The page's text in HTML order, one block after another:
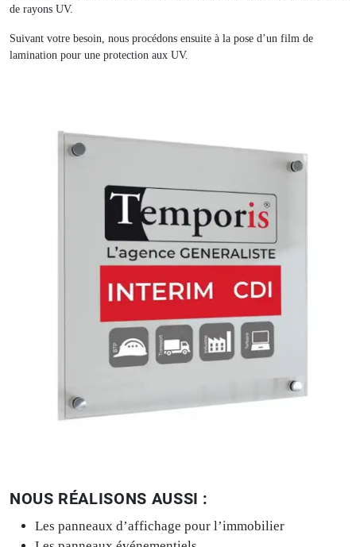
de rayons UV.
Suivant votre besoin, nous procédons ensuite à la pose d’un film de
lamination pour une protection aux UV.
NOUS RÉALISONS AUSSI :
Les panneaux d’affichage pour l’immobilier